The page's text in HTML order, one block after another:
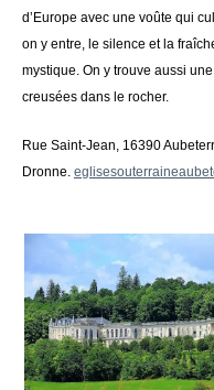
d’Europe avec une voûte qui
on y entre, le silence et la
mystique. On y trouve aussi
creusées dans le rocher.
Rue Saint-Jean, 16390
Dronne.